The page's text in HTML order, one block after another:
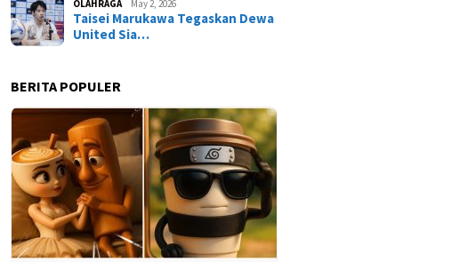
OLAHRAGA May 2, 2026
Taisei Marukawa Tegaskan Dewa
United Sia…
BERITA POPULER